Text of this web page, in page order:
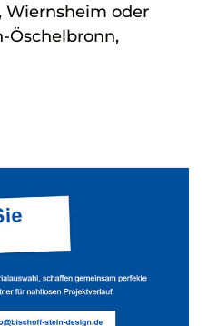
oder
Öschelbronn,